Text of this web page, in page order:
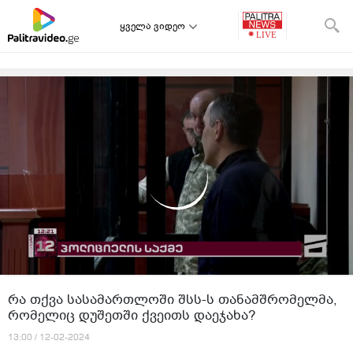
ყველა ვიდეო
რა თქვა სასამართლოში შსს-ს თანამშრომელმა,
რომელიც დუშეთში ქვეითს დაეჯახა?
13:00 / 12-02-2024